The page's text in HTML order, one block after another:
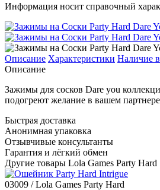
Информация носит справочный
Описание Характеристики Наличие
Описание
Зажимы для сосков Dare you
подогреют желание в вашем
Быстрая доставка
Анонимная упаковка
Отзывчивые консультанты
Гарантия и лёгкий обмен
Другие товары Lola Games Party Hard
03009 / Lola Games Party Hard